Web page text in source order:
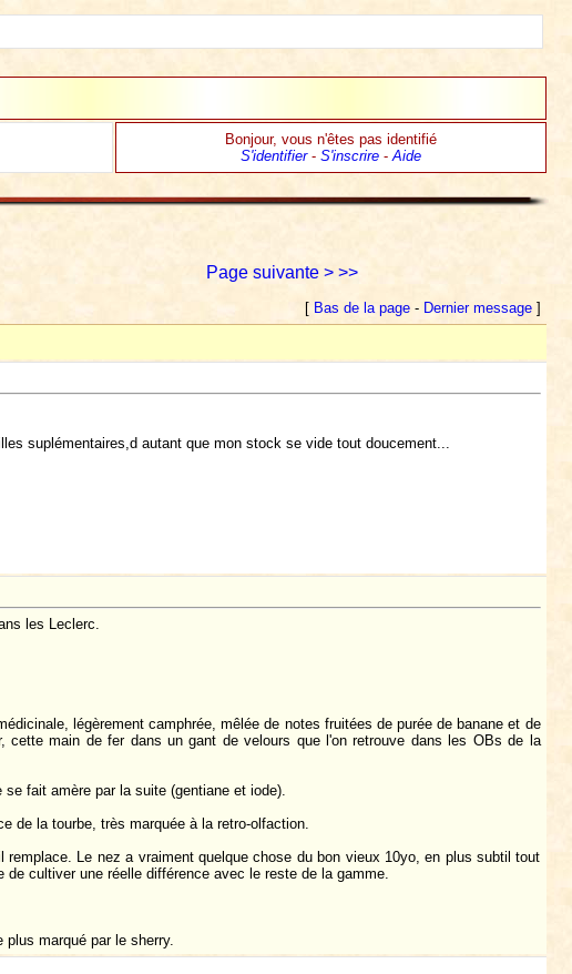
Bonjour, vous n'êtes pas identifié
S'identifier- S'inscrire-Aide
Page suivante > >>
[ Bas de la page- Dernier message]
suplémentaires,d autant que mon stock se vide tout doucement...
les Leclerc.
légèrement camphrée, mêlée de notes fruitées de purée de banane et de
main de fer dans un gant de velours que l'on retrouve dans les OBs de la
fait amère par la suite (gentiane et iode).
de la tourbe, très marquée à la retro-olfaction.
Le nez a vraiment quelque chose du bon vieux 10yo, en plus subtil tout
cultiver une réelle différence avec le reste de la gamme.
marqué par le sherry.